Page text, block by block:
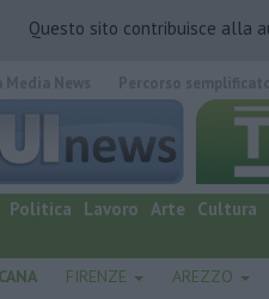
Questo sito contribuisce alla
online.
Politica Lavoro Arte Cultura
FIRENZE AREZZO